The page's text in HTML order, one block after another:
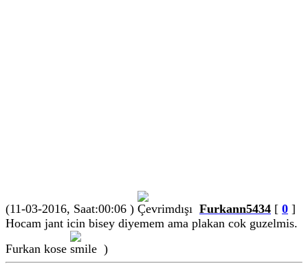
(11-03-2016, Saat:00:06 ) Furkann5434 [ 0 ]
Hocam jant icin bisey diyemem ama plakan cok guzelmis.
Furkan kose
)